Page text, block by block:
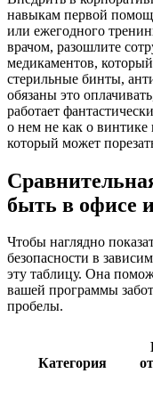
навыкам первой
или ежегодного
врачом, разошлите
медикаментов,
стерильные бинты,
обязаны это
работает
о нем не как о винтике
который может
быть в офисе
Чтобы наглядно
безопасности в
эту таблицу. Она
вашей программы
пробелы.
Категория